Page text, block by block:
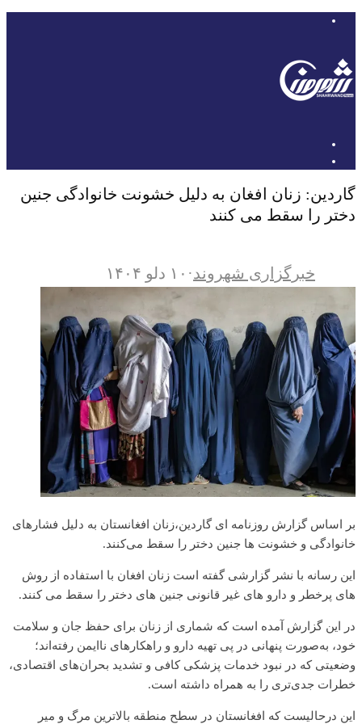
گاردین: زنان افغان به دلیل خشونت خانوادگی جنین
دختر را سقط می کنند
خبرگزاری شهروند· ۱۰ دلو ۱۴۰۴
بر اساس گزارش روزنامه ای گاردین،زنان افغانستان به دلیل فشارهای
خانوادگی و خشونت ها جنین دختر را سقط می‌کنند.
این رسانه با نشر گزارشی گفته است زنان افغان با استفاده از روش
های پرخطر و دارو های غیر قانونی جنین های دختر را سقط می کنند.
در این گزارش آمده است که شماری از زنان برای حفظ جان و سلامت
خود، به‌صورت پنهانی در پی تهیه دارو و راهکارهای ناایمن رفته‌اند؛
وضعیتی که در نبود خدمات پزشکی کافی و تشدید بحران‌های اقتصادی،
خطرات جدی‌تری را به همراه داشته است.
این درحالیست که افغانستان در سطح منطقه بالاترین مرگ و میر